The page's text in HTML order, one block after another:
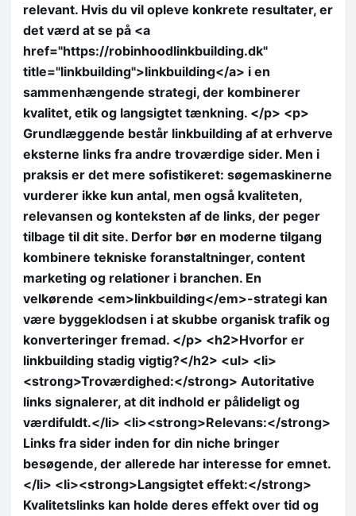
relevant. Hvis du vil opleve konkrete resultater, er
det værd at se på <a
href="https://robinhoodlinkbuilding.dk"
title="linkbuilding">linkbuilding</a> i en
sammenhængende strategi, der kombinerer
kvalitet, etik og langsigtet tænkning. </p> <p>
Grundlæggende består linkbuilding af at erhverve
eksterne links fra andre troværdige sider. Men i
praksis er det mere sofistikeret: søgemaskinerne
vurderer ikke kun antal, men også kvaliteten,
relevansen og konteksten af de links, der peger
tilbage til dit site. Derfor bør en moderne tilgang
kombinere tekniske foranstaltninger, content
marketing og relationer i branchen. En
velkørende <em>linkbuilding</em>-strategi kan
være byggeklodsen i at skubbe organisk trafik og
konverteringer fremad. </p> <h2>Hvorfor er
linkbuilding stadig vigtig?</h2> <ul> <li>
<strong>Troværdighed:</strong> Autoritative
links signalerer, at dit indhold er pålideligt og
værdifuldt.</li> <li><strong>Relevans:</strong>
Links fra sider inden for din niche bringer
besøgende, der allerede har interesse for emnet.
</li> <li><strong>Langsigtet effekt:</strong>
Kvalitetslinks kan holde deres effekt over tid og